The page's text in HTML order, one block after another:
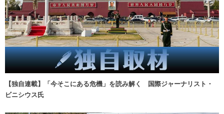
【独自連載】「今そこにある危機」を読み解く 国際ジャーナリスト・
ビニシウス氏